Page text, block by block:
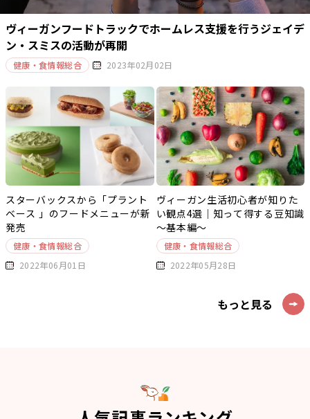
ヴィーガンフードトラックでホームレス支援を行うジェイデ
ン・スミスの活動が再開
健康・食情報総合 2023年02月02日
スターバックスから「プラント
ベース 」のフードメニューが新
発売
健康・食情報総合
2022年06月01日
ヴィーガン生活初心者が知りた
い観点4選｜知って得する豆知識
～基本編～
健康・食情報総合
2022年05月28日
もっと見る